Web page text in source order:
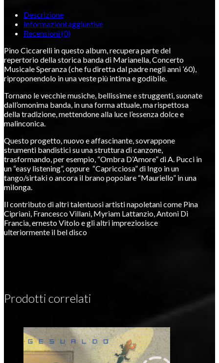
Descrizione
Informazioni aggiuntive
Recensioni (0)
Pino Ciccarelli in questo album, recupera parte del
repertorio della storica banda di Marianella, Concerto
Musicale Speranza (che fu diretta dal padre negli anni ’60),
riproponendolo in una veste più intima e godibile.
Tornano le vecchie musiche, bellissime e struggenti, suonate
dall’omonima banda, in una forma attuale, ma rispettosa
della tradizione, mettendone alla luce l’essenza dolce e
malinconica.
Questo progetto, nuovo e affascinante, sovrappone
strumenti bandistici su una struttura di canzone,
trasformando, per esempio, “Ombra D’Amore” di A. Pucci in
un “easy listening”, oppure “Capricciosa” di Ingo in un
tango/sirtaki o ancora il brano popolare “Mauriello” in una
milonga.
Il contributo di altri talentuosi artisti napoletani come Pina
Cipriani, Francesco Villani, Myriam Lattanzio, Antoni Di
Francia, ernesto Vitolo e gli altri impreziosisce
ulteriormente il bel disco
Prodotti correlati